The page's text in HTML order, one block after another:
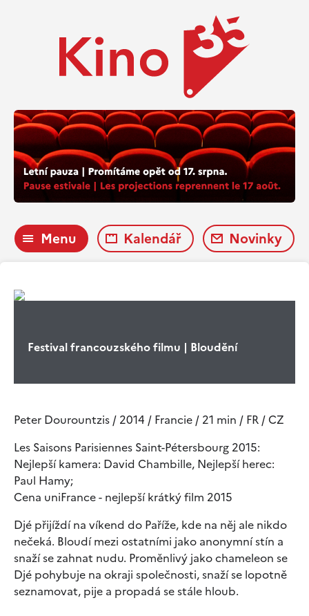
Menu Kalendář Novinky
Festival francouzského filmu | Bloudění
Peter Dourountzis / 2014 / Francie / 21 min / FR / CZ
Les Saisons Parisiennes Saint-Pétersbourg 2015:
Nejlepší kamera: David Chambille, Nejlepší herec:
Paul Hamy;
Cena uniFrance - nejlepší krátký film 2015
Djé přijíždí na víkend do Paříže, kde na něj ale nikdo
nečeká. Bloudí mezi ostatními jako anonymní stín a
snaží se zahnat nudu. Proměnlivý jako chameleon se
Djé pohybuje na okraji společnosti, snaží se lopotně
seznamovat, pije a propadá se stále hloub.